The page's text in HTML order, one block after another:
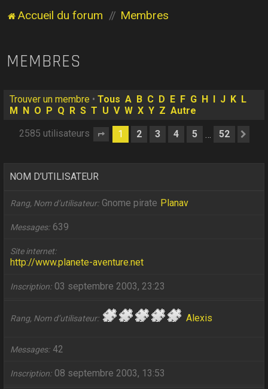
Accueil du forum Membres
MEMBRES
Trouver un membre •Tous A B C D E F G H J K L
M
N O P Q R S T U V W X Y Z Autre
2585 utilisateurs Page 1sur52
1 2 3 4 5 … 52
NOM D’UTILISATEUR
Rang, Nom d’utilisateur Gnome pirate Planav
Messages 639
Site internet
http://www.planete-aventure.net
Inscription 03 septembre 2003, 23:23
Rang, Nom d’utilisateur Alexis
Messages 42
Inscription 08 septembre 2003, 13:53